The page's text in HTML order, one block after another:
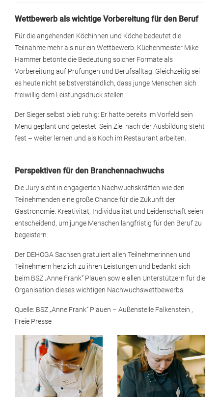
Wettbewerb als wichtige Vorbereitung für den Beruf
Für die angehenden Köchinnen und Köche bedeutet die
Teilnahme mehr als nur ein Wettbewerb. Küchenmeister Mike
Hammer betonte die Bedeutung solcher Formate als
Vorbereitung auf Prüfungen und Berufsalltag. Gleichzeitig sei
es heute nicht selbstverständlich, dass junge Menschen sich
freiwillig dem Leistungsdruck stellen.
Der Sieger selbst blieb ruhig: Er hatte bereits im Vorfeld sein
Menü geplant und getestet. Sein Ziel nach der Ausbildung steht
fest – weiter lernen und als Koch im Restaurant arbeiten.
Perspektiven für den Branchennachwuchs
Die Jury sieht in engagierten Nachwuchskräften wie den
Teilnehmenden eine große Chance für die Zukunft der
Gastronomie. Kreativität, Individualität und Leidenschaft seien
entscheidend, um junge Menschen langfristig für den Beruf zu
begeistern.
Der DEHOGA Sachsen gratuliert allen Teilnehmerinnen und
Teilnehmern herzlich zu ihren Leistungen und bedankt sich
beim BSZ „Anne Frank“ Plauen sowie allen Unterstützern für die
Organisation dieses wichtigen Nachwuchswettbewerbs.
Quelle: BSZ „Anne Frank“ Plauen – Außenstelle Falkenstein ,
Freie Presse